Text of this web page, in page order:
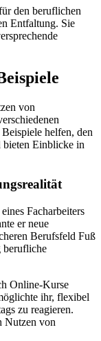
den beruflichen
Entfaltung. Sie
von
helfen, den
bieten Einblicke in
Facharbeiters
er neue
Berufsfeld Fuß
berufliche
Online-Kurse
ihr, flexibel
zu reagieren.
Nutzen von